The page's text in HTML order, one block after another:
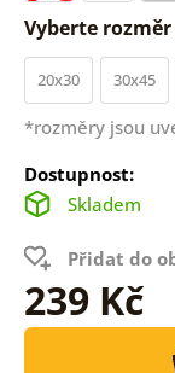
Vyberte
20x30 30x45
*rozměry jsou
Dostupnost:
Skladem
Přidat do
239 Kč